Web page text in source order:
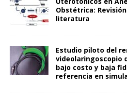
Obstétrica:
literatura
Estudio piloto del
videolaringoscopio
bajo costo y baja
referencia en